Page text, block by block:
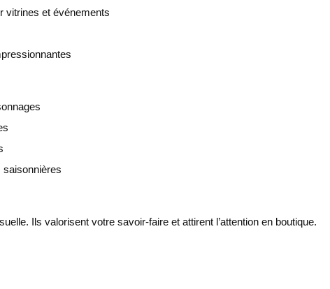
vitrines et événements
saisonnières
Ils valorisent votre savoir-faire et attirent l’attention en boutique.